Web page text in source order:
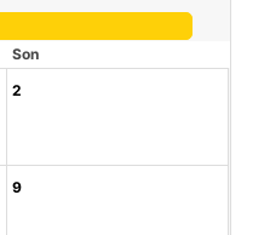
Son
2
9